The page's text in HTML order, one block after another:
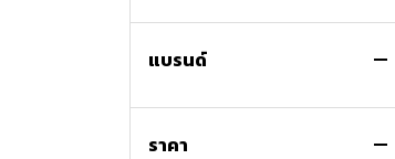
แบรนด์
ราคา